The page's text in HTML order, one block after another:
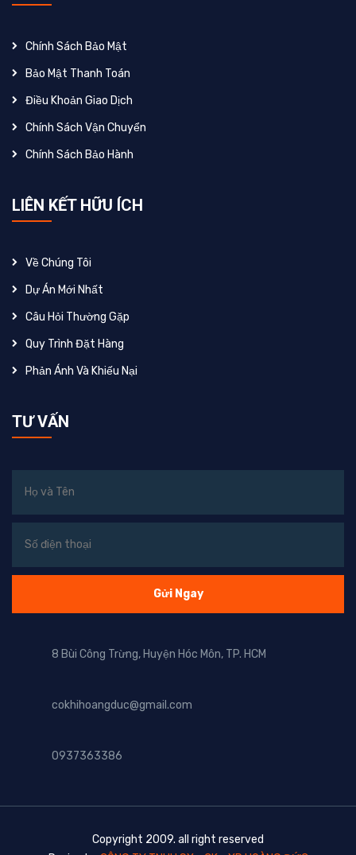
Chính Sách Bảo Mật
Bảo Mật Thanh Toán
Điều Khoản Giao Dịch
Chính Sách Vận Chuyển
Chính Sách Bảo Hành
LIÊN KẾT HỮU ÍCH
Về Chúng Tôi
Dự Án Mới Nhất
Câu Hỏi Thường Gặp
Quy Trình Đặt Hàng
Phản Ánh Và Khiếu Nại
TƯ VẤN
8 Bùi Công Trừng, Huyện Hóc Môn, TP. HCM
cokhihoangduc@gmail.com
0937363386
Copyright 2009. all right reserved